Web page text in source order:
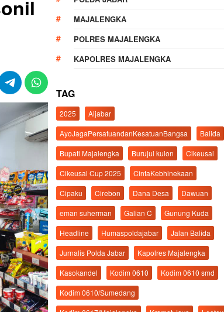
MAJALENGKA
POLRES MAJALENGKA
KAPOLRES MAJALENGKA
TAG
2025
Aljabar
AyoJagaPersatuandanKesatuanBangsa
Balida
Bupati Majalengka
Burujul kulon
Cikeusal
Cikeusal Cup 2025
CintaKebhinekaan
Cipaku
Cirebon Dana Desa
Dawuan
eman suherman
Galian C
Gunung Kuda
Headline
Humaspoldajabar
Jalan Balida
Jurnalis Polda Jabar
Kapolres Majalengka
Kasokandel
Kodim 0610
Kodim 0610 smd
Kodim 0610/Sumedang